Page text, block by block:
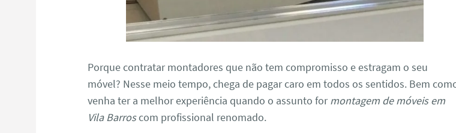
Porque contratar montadores que não tem compromisso e estragam o seu
móvel? Nesse meio tempo, chega de pagar caro em todos os sentidos. Bem
venha ter a melhor experiência quando o assunto formontagem de móveis em
Vila Barroscom profissional renomado.